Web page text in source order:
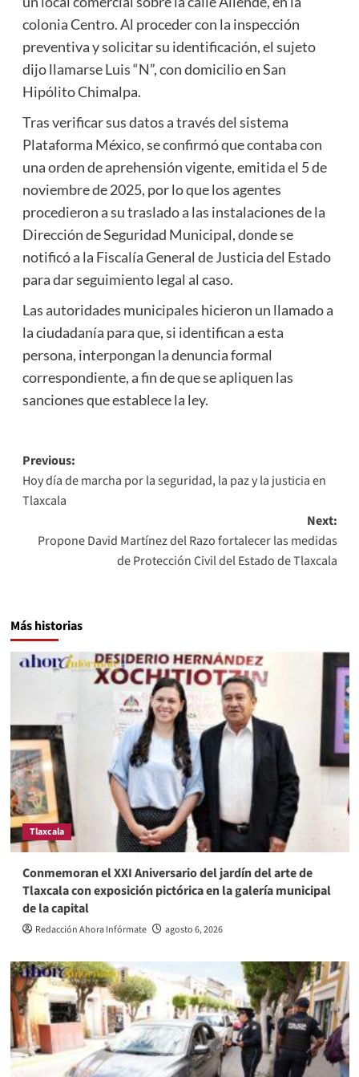
colonia Centro. Al proceder con la inspección
preventiva y solicitar su identificación, el sujeto
dijo llamarse Luis “N”, con domicilio en San
Hipólito Chimalpa.
Tras verificar sus datos a través del sistema
Plataforma México, se confirmó que contaba con
una orden de aprehensión vigente, emitida el 5 de
noviembre de 2025, por lo que los agentes
procedieron a su traslado a las instalaciones de la
Dirección de Seguridad Municipal, donde se
notificó a la Fiscalía General de Justicia del Estado
para dar seguimiento legal al caso.
Las autoridades municipales hicieron un llamado a
la ciudadanía para que, si identifican a esta
persona, interpongan la denuncia formal
correspondiente, a fin de que se apliquen las
sanciones que establece la ley.
Post
navigation
Previous:
Hoy día de marcha por la seguridad, la paz y la justicia en
Tlaxcala
Next:
Propone David Martínez del Razo fortalecer las medidas
de Protección Civil del Estado de Tlaxcala
Más historias
Tlaxcala
Conmemoran el XXI Aniversario del jardín del arte de
Tlaxcala con exposición pictórica en la galería municipal
de la capital
Redacción Ahora Infórmate agosto 6, 2026